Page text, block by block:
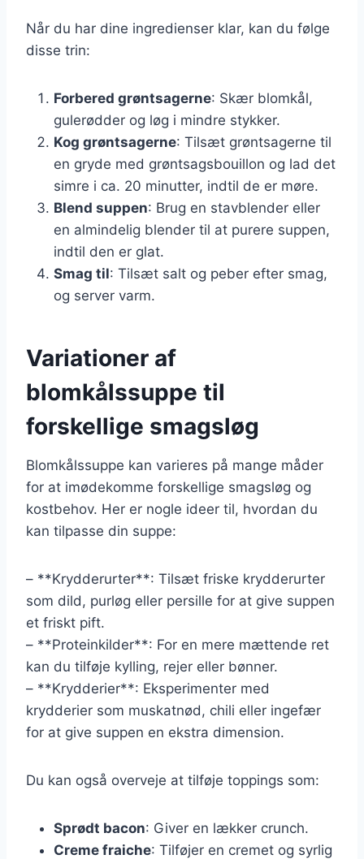
Når du har dine ingredienser klar, kan du følge
disse trin:
Forbered grøntsagerne: Skær blomkål,
gulerødder og løg i mindre stykker.
Kog grøntsagerne: Tilsæt grøntsagerne til
en gryde med grøntsagsbouillon og lad det
simre i ca. 20 minutter, indtil de er møre.
Blend suppen: Brug en stavblender eller
en almindelig blender til at purere suppen,
indtil den er glat.
Smag til: Tilsæt salt og peber efter smag,
og server varm.
Variationer af
blomkålssuppe til
forskellige smagsløg
Blomkålssuppe kan varieres på mange måder
for at imødekomme forskellige smagsløg og
kostbehov. Her er nogle ideer til, hvordan du
kan tilpasse din suppe:
– **Krydderurter**: Tilsæt friske krydderurter
som dild, purløg eller persille for at give suppen
et friskt pift.
– **Proteinkilder**: For en mere mættende ret
kan du tilføje kylling, rejer eller bønner.
– **Krydderier**: Eksperimenter med
krydderier som muskatnød, chili eller ingefær
for at give suppen en ekstra dimension.
Du kan også overveje at tilføje toppings som:
Sprødt bacon: Giver en lækker crunch.
Creme fraiche: Tilføjer en cremet og syrlig